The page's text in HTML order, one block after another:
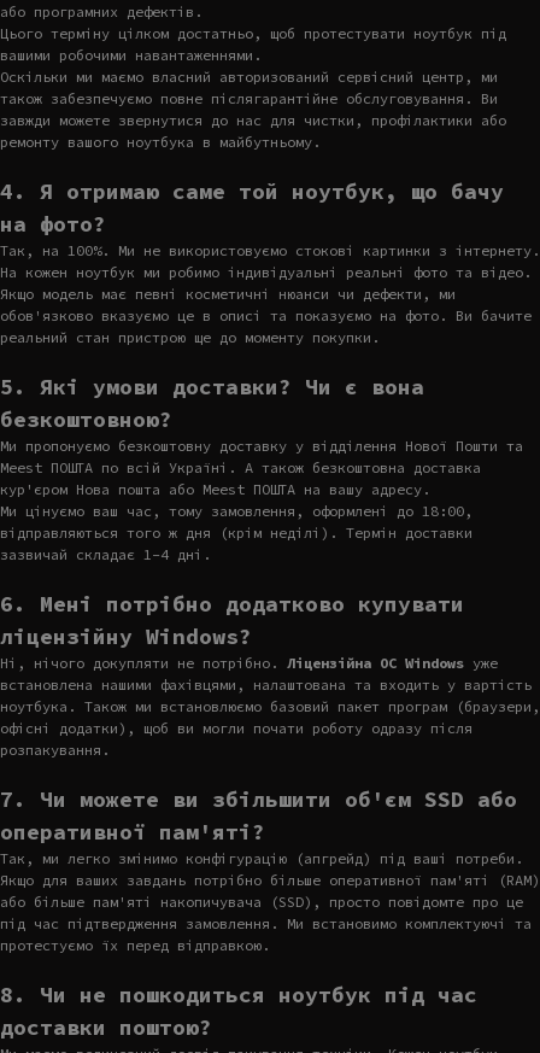
або програмних дефектів.
Цього терміну цілком достатньо, щоб протестувати ноутбук під
вашими робочими навантаженнями.
Оскільки ми маємо власний авторизований сервісний центр, ми
також забезпечуємо повне післягарантійне обслуговування. Ви
завжди можете звернутися до нас для чистки, профілактики або
ремонту вашого ноутбука в майбутньому.
4. Я отримаю саме той ноутбук, що бачу
на фото?
Так, на 100%. Ми не використовуємо стокові картинки з інтернету.
На кожен ноутбук ми робимо індивідуальні реальні фото та відео.
Якщо модель має певні косметичні нюанси чи дефекти, ми
обов'язково вказуємо це в описі та показуємо на фото. Ви бачите
реальний стан пристрою ще до моменту покупки.
5. Які умови доставки? Чи є вона
безкоштовною?
Ми пропонуємо безкоштовну доставку у відділення Нової Пошти та
Meest ПОШТА по всій Україні. А також безкоштовна доставка
кур'єром Нова пошта або Meest ПОШТА на вашу адресу.
Ми цінуємо ваш час, тому замовлення, оформлені до 18:00,
відправляються того ж дня (крім неділі). Термін доставки
зазвичай складає 1-4 дні.
6. Мені потрібно додатково купувати
ліцензійну Windows?
Ні, нічого докупляти не потрібно. Ліцензійна ОС Windows уже
встановлена нашими фахівцями, налаштована та входить у вартість
ноутбука. Також ми встановлюємо базовий пакет програм (браузери,
офісні додатки), щоб ви могли почати роботу одразу після
розпакування.
7. Чи можете ви збільшити об'єм SSD або
оперативної пам'яті?
Так, ми легко змінимо конфігурацію (апгрейд) під ваші потреби.
Якщо для ваших завдань потрібно більше оперативної пам'яті (RAM)
або більше пам'яті накопичувача (SSD), просто повідомте про це
під час підтвердження замовлення. Ми встановимо комплектуючі та
протестуємо їх перед відправкою.
8. Чи не пошкодиться ноутбук під час
доставки поштою?